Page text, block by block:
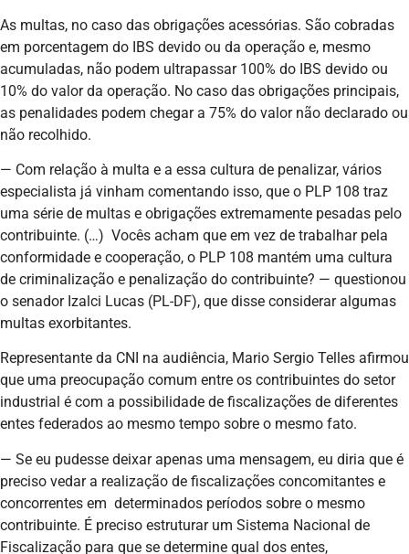
As multas, no caso das obrigações acessórias. São cobradas
em porcentagem do IBS devido ou da operação e, mesmo
acumuladas, não podem ultrapassar 100% do IBS devido ou
10% do valor da operação. No caso das obrigações principais,
as penalidades podem chegar a 75% do valor não declarado ou
não recolhido.
— Com relação à multa e a essa cultura de penalizar, vários
especialista já vinham comentando isso, que o PLP 108 traz
uma série de multas e obrigações extremamente pesadas pelo
contribuinte. (…) Vocês acham que em vez de trabalhar pela
conformidade e cooperação, o PLP 108 mantém uma cultura
de criminalização e penalização do contribuinte? — questionou
o senador Izalci Lucas (PL-DF), que disse considerar algumas
multas exorbitantes.
Representante da CNI na audiência, Mario Sergio Telles afirmou
que uma preocupação comum entre os contribuintes do setor
industrial é com a possibilidade de fiscalizações de diferentes
entes federados ao mesmo tempo sobre o mesmo fato.
— Se eu pudesse deixar apenas uma mensagem, eu diria que é
preciso vedar a realização de fiscalizações concomitantes e
concorrentes em determinados períodos sobre o mesmo
contribuinte. É preciso estruturar um Sistema Nacional de
Fiscalização para que se determine qual dos entes,